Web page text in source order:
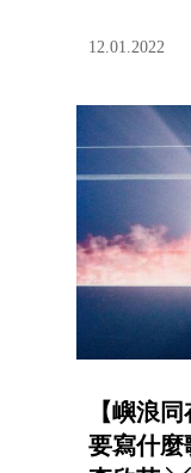
12.01.2022
【嶼浪
要寫什